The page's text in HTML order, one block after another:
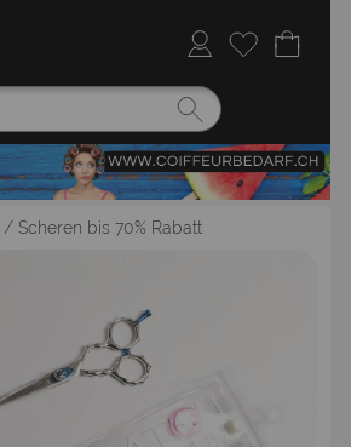
/ Scheren bis 70% Rabatt